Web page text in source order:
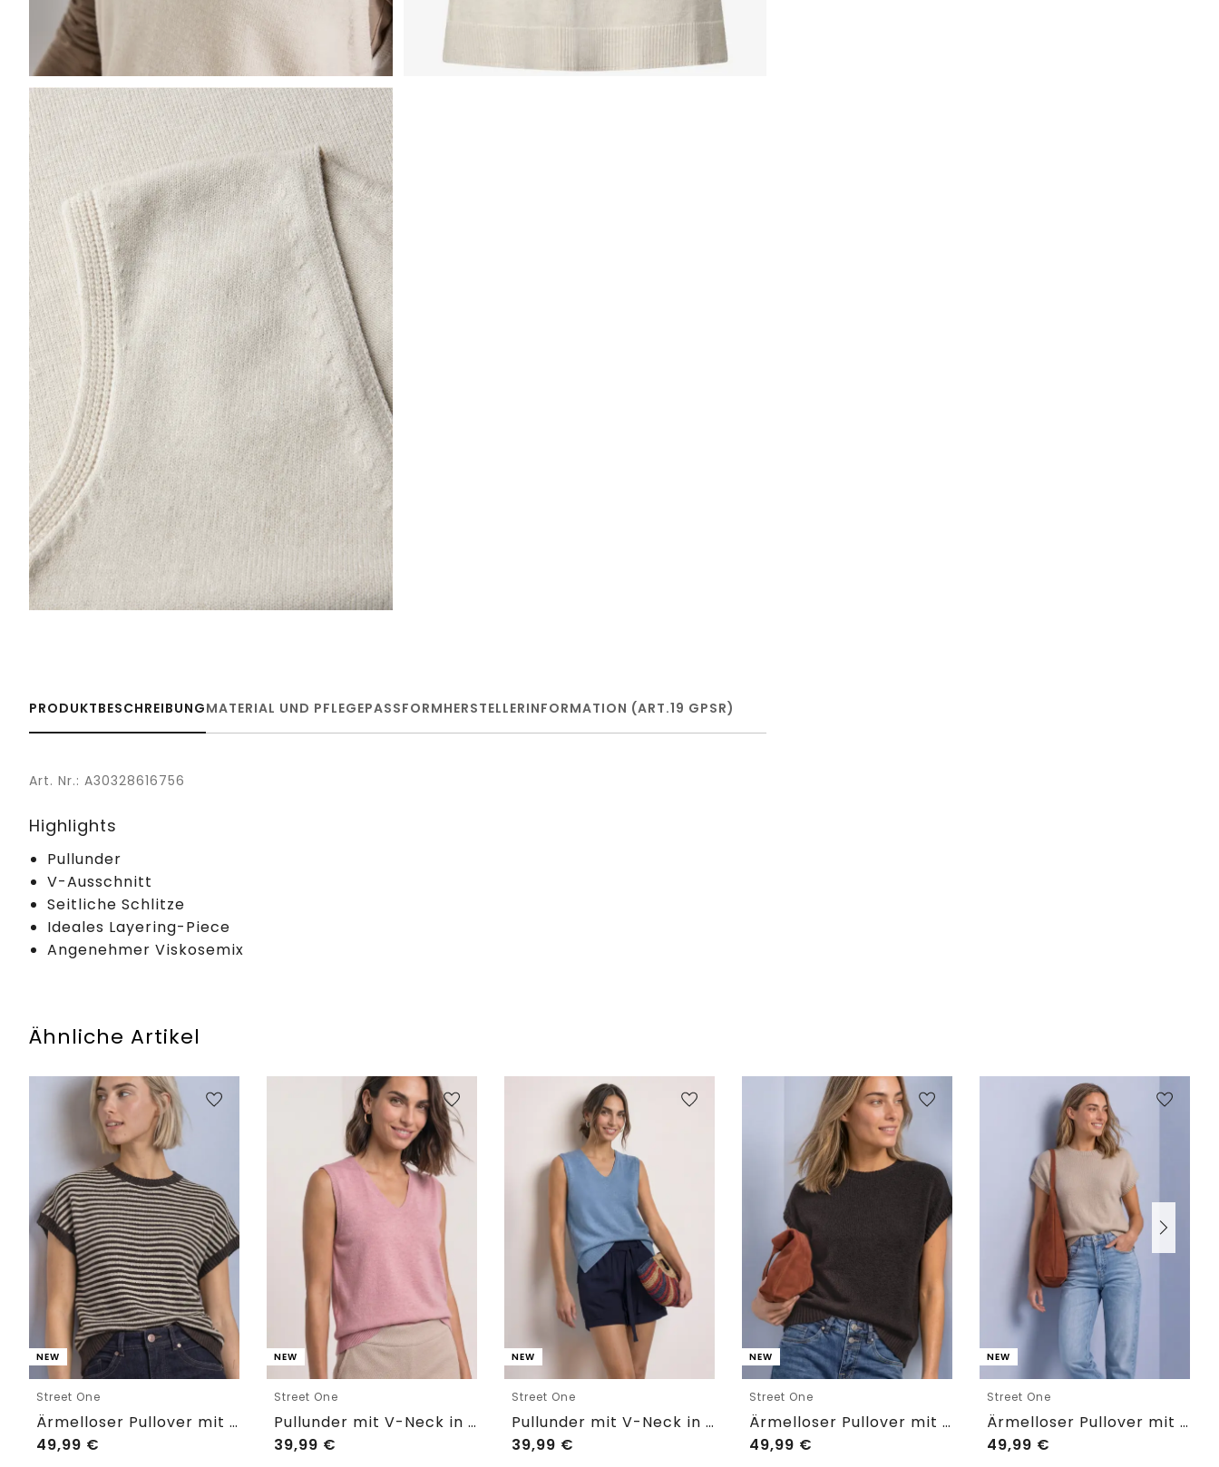
PRODUKTBESCHREIBUNGMATERIAL UND PFLEGEPASSFORMHERSTELLERINFORMATION (ART.19 GPSR)
Art. Nr.: A30328616756
Highlights
Pullunder
V-Ausschnitt
Seitliche Schlitze
Ideales Layering-Piece
Angenehmer Viskosemix
Ähnliche Artikel
NEW
Street One
Ärmelloser Pullover mit Rundhals
49,99 €
NEW
Street One
Pullunder mit V-Neck in Unifarbe
39,99 €
NEW
Street One
Pullunder mit V-Neck in Unifarbe
39,99 €
NEW
Street One
Ärmelloser Pullover mit Rundhals
49,99 €
NEW
Street One
Ärmelloser Pullover mit Rundhals
49,99 €